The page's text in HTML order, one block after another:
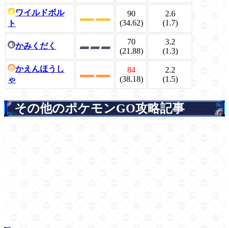
ワイルドボル
ト
90
(34.62)
2.6
(1.7)
かみくだく
70
(21.88)
3.2
(1.3)
かえんほうし
ゃ
84
(38.18)
2.2
(1.5)
その他のポケモンGO攻略記事